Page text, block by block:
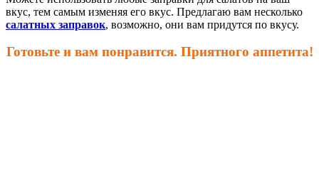
вкус, тем самым изменяя его вкус. Предлагаю вам несколько
салатных заправок, возможно, они вам придутся по вкусу.
Готовьте и вам понравится. Приятного аппетита!